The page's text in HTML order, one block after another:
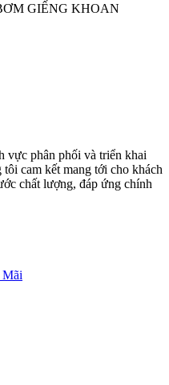
GIẾNG KHOAN
vực phân phối và triển khai
cam kết mang tới cho khách
chất lượng, đáp ứng chính